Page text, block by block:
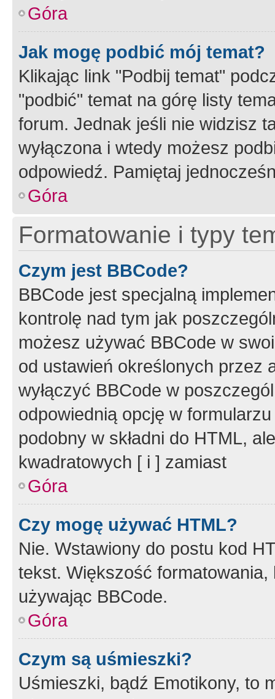
Góra
Jak mogę podbić mój temat?
Klikając link "Podbij temat"
"podbić" temat na górę listy
forum. Jednak jeśli nie widzisz
wyłączona i wtedy możesz
odpowiedź. Pamiętaj
Góra
Formatowanie i typy
Czym jest BBCode?
BBCode jest specjalną
kontrolę nad tym jak
możesz używać BBCode w
od ustawień określonych przez
wyłączyć BBCode w
odpowiednią opcję w
podobny w składni do HTML,
kwadratowych [ i ] zamiast
Góra
Czy mogę używać HTML?
Nie. Wstawiony do postu kod
tekst. Większość
używając BBCode.
Góra
Czym są uśmieszki?
Uśmieszki, bądź Emotikony, to